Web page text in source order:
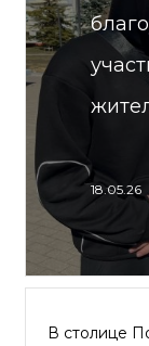
18.05.26
В столице